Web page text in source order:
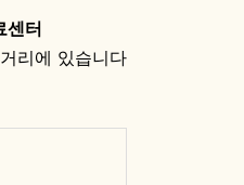
센터
리에 있습니다